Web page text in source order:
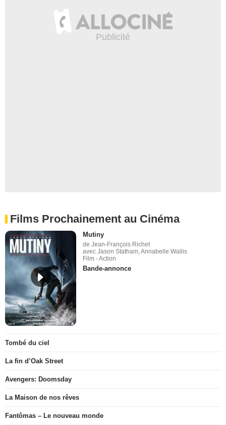
Films Prochainement au Cinéma
Mutiny
de Jean-François Richet
avec Jason Statham, Annabelle Wallis
Film - Action
Bande-annonce
Tombé du ciel
La fin d’Oak Street
Avengers: Doomsday
La Maison de nos rêves
Fantômas – Le nouveau monde